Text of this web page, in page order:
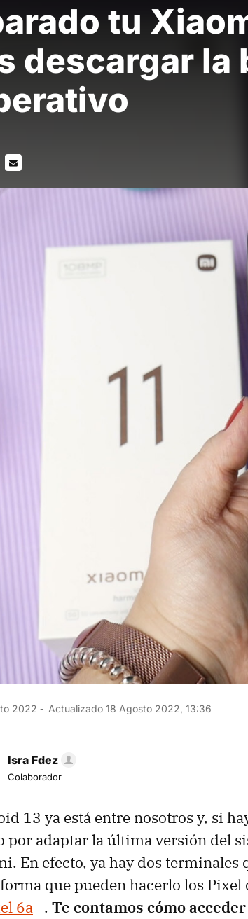
tu
descargar la
2022 Actualizado 18 Agosto 2022, 13:36
Isra Fdez
Colaborador
13 ya está entre nosotros y, si
por adaptar la última versión del
En efecto, ya hay dos
que pueden hacerlo los Pixel
6a—. Te contamos cómo